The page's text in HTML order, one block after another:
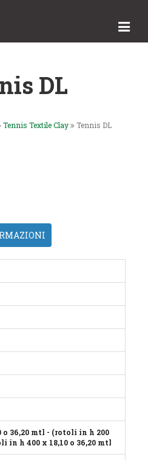
DL
Tennis Textile Clay Tennis DL
o 36,20 mtl - (rotoli in h 200
in h 400 x 18,10 o 36,20 mtl